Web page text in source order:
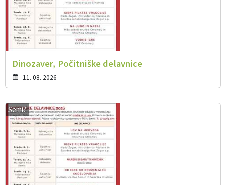
Dinozaver, Počitniške delavnice
11. 08. 2026
Semič